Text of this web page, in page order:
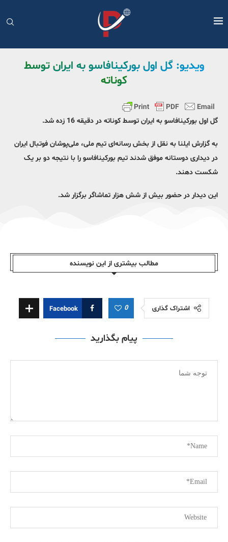
ویدیو: گل اول بورکینافاسو به ایران توسط
کوناته
گل اول بورکینافاسو به ایران توسط کوناته در دقیقه 16 زده شد.
به گزارش ایلنا به نقل از بخش رسانه‌ای تیم ملی، ملی‌پوشان فوتبال ایران
در دیداری دوستانه موفق شدند تیم بورکینافاسو را با نتیجه دو بر یک
شکست دهند.
این دیدار در حضور بیش از شش هزار تماشاگر برگزار شد.
مطالب بیشتری از این نویسندە
اشتراک گذاری 0
Facebook
پیام بگذارید